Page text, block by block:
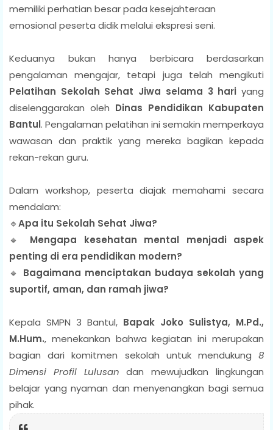
memiliki perhatian besar pada kesejahteraan
emosional peserta didik melalui ekspresi seni.
Keduanya bukan hanya berbicara berdasarkan
pengalaman mengajar, tetapi juga telah mengikuti
Pelatihan Sekolah Sehat Jiwa selama 3 hari yang
diselenggarakan oleh Dinas Pendidikan Kabupaten
Bantul. Pengalaman pelatihan ini semakin memperkaya
wawasan dan praktik yang mereka bagikan kepada
rekan-rekan guru.
Dalam workshop, peserta diajak memahami secara
mendalam:
🔹Apa itu Sekolah Sehat Jiwa?
🔹 Mengapa kesehatan mental menjadi aspek
penting di era pendidikan modern?
🔹 Bagaimana menciptakan budaya sekolah yang
suportif, aman, dan ramah jiwa?
Kepala SMPN 3 Bantul, Bapak Joko Sulistya, M.Pd.,
M.Hum., menekankan bahwa kegiatan ini merupakan
bagian dari komitmen sekolah untuk mendukung 8
Dimensi Profil Lulusandan mewujudkan lingkungan
belajar yang nyaman dan menyenangkan bagi semua
pihak.